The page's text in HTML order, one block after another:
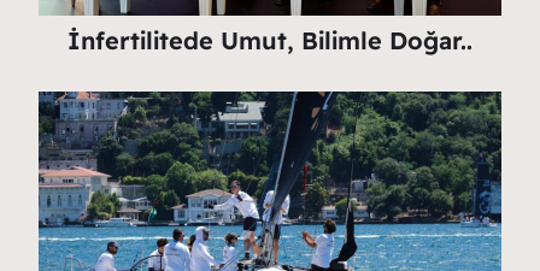
İnfertilitede Umut, Bilimle Doğar..